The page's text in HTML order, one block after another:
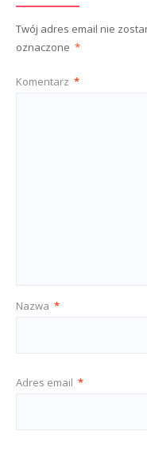
Twój adres email nie
oznaczone *
Komentarz *
Nazwa *
Adres email *